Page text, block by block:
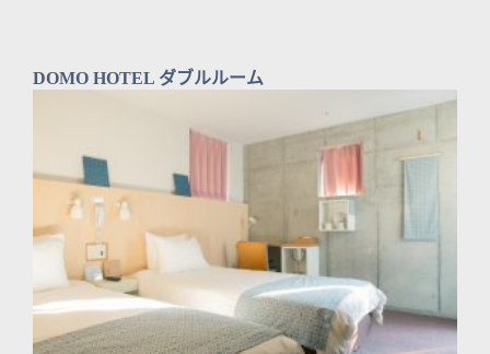
DOMO HOTEL ダブルルーム
VIEW MORE